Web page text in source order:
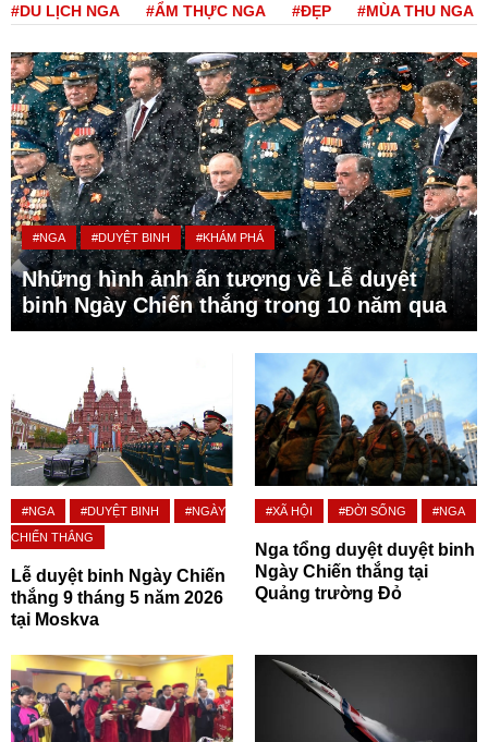
#DU LỊCH NGA #ẨM THỰC NGA #ĐẸP #MÙA THU NGA
#NGA #DUYỆT BINH #KHÁM PHÁ
Những hình ảnh ấn tượng về Lễ duyệt
binh Ngày Chiến thắng trong 10 năm qua
#NGA #DUYỆT BINH
#NGÀY
CHIẾN THẮNG
Lễ duyệt binh Ngày Chiến
thắng 9 tháng 5 năm 2026
tại Moskva
#XÃ HỘI #ĐỜI SỐNG #NGA
Nga tổng duyệt duyệt binh
Ngày Chiến thắng tại
Quảng trường Đỏ